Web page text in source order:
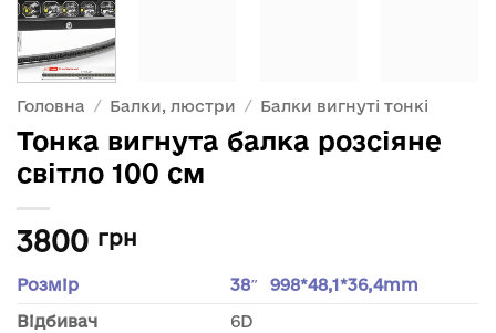
Головна / Балки, люстри / Балки вигнуті тонкі
Тонка вигнута балка розсіяне
світло 100 см
3800 грн
Розмір
38″ 998*48,1*36,4mm
Відбивач
6D